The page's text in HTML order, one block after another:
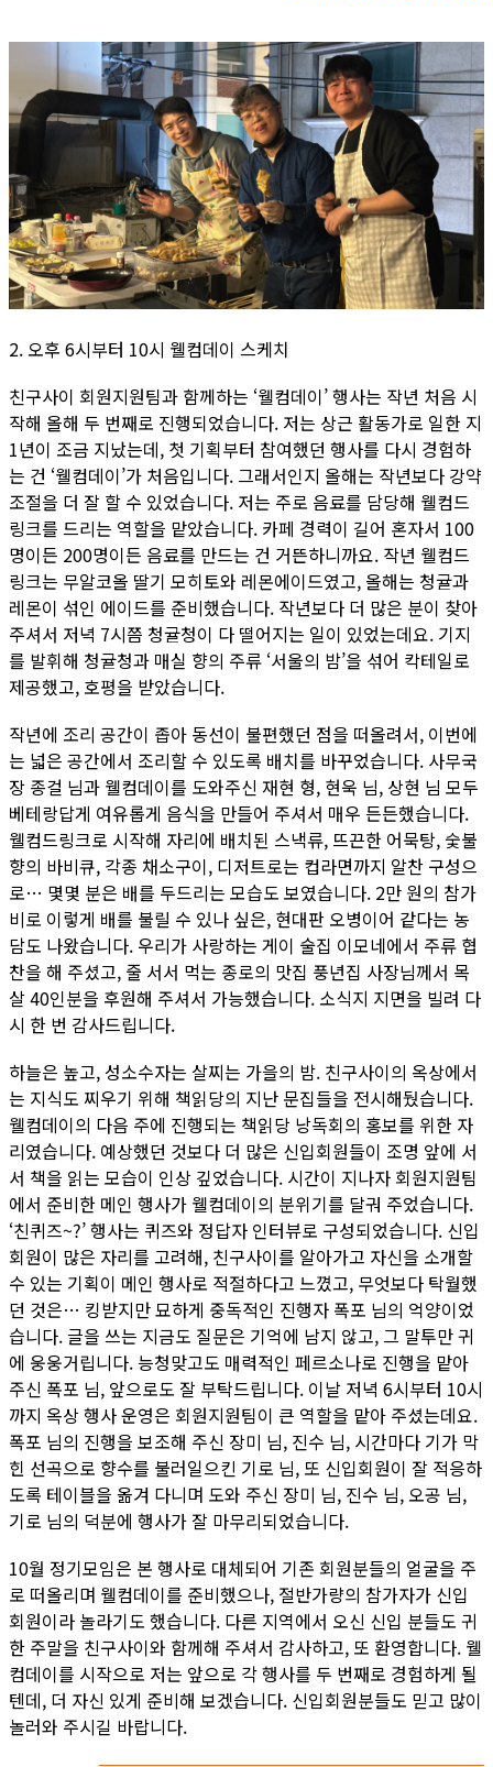
2. 오후 6시부터 10시 웰컴데이 스케치
친구사이 회원지원팀과 함께하는 ‘웰컴데이’ 행사는 작년 처음 시
작해 올해 두 번째로 진행되었습니다. 저는 상근 활동가로 일한 지
1년이 조금 지났는데, 첫 기획부터 참여했던 행사를 다시 경험하
는 건 ‘웰컴데이’가 처음입니다. 그래서인지 올해는 작년보다 강약
조절을 더 잘 할 수 있었습니다. 저는 주로 음료를 담당해 웰컴드
링크를 드리는 역할을 맡았습니다. 카페 경력이 길어 혼자서 100
명이든 200명이든 음료를 만드는 건 거뜬하니까요. 작년 웰컴드
링크는 무알코올 딸기 모히토와 레몬에이드였고, 올해는 청귤과
레몬이 섞인 에이드를 준비했습니다. 작년보다 더 많은 분이 찾아
주셔서 저녁 7시쯤 청귤청이 다 떨어지는 일이 있었는데요. 기지
를 발휘해 청귤청과 매실 향의 주류 ‘서울의 밤’을 섞어 칵테일로
제공했고, 호평을 받았습니다.
작년에 조리 공간이 좁아 동선이 불편했던 점을 떠올려서, 이번에
는 넓은 공간에서 조리할 수 있도록 배치를 바꾸었습니다. 사무국
장 종걸 님과 웰컴데이를 도와주신 재현 형, 현욱 님, 상현 님 모두
베테랑답게 여유롭게 음식을 만들어 주셔서 매우 든든했습니다.
웰컴드링크로 시작해 자리에 배치된 스낵류, 뜨끈한 어묵탕, 숯불
향의 바비큐, 각종 채소구이, 디저트로는 컵라면까지 알찬 구성으
로… 몇몇 분은 배를 두드리는 모습도 보였습니다. 2만 원의 참가
비로 이렇게 배를 불릴 수 있나 싶은, 현대판 오병이어 같다는 농
담도 나왔습니다. 우리가 사랑하는 게이 술집 이모네에서 주류 협
찬을 해 주셨고, 줄 서서 먹는 종로의 맛집 풍년집 사장님께서 목
살 40인분을 후원해 주셔서 가능했습니다. 소식지 지면을 빌려 다
시 한 번 감사드립니다.
하늘은 높고, 성소수자는 살찌는 가을의 밤. 친구사이의 옥상에서
는 지식도 찌우기 위해 책읽당의 지난 문집들을 전시해뒀습니다.
웰컴데이의 다음 주에 진행되는 책읽당 낭독회의 홍보를 위한 자
리였습니다. 예상했던 것보다 더 많은 신입회원들이 조명 앞에 서
서 책을 읽는 모습이 인상 깊었습니다. 시간이 지나자 회원지원팀
에서 준비한 메인 행사가 웰컴데이의 분위기를 달궈 주었습니다.
‘친퀴즈~?’ 행사는 퀴즈와 정답자 인터뷰로 구성되었습니다. 신입
회원이 많은 자리를 고려해, 친구사이를 알아가고 자신을 소개할
수 있는 기획이 메인 행사로 적절하다고 느꼈고, 무엇보다 탁월했
던 것은… 킹받지만 묘하게 중독적인 진행자 폭포 님의 억양이었
습니다. 글을 쓰는 지금도 질문은 기억에 남지 않고, 그 말투만 귀
에 웅웅거립니다. 능청맞고도 매력적인 페르소나로 진행을 맡아
주신 폭포 님, 앞으로도 잘 부탁드립니다. 이날 저녁 6시부터 10시
까지 옥상 행사 운영은 회원지원팀이 큰 역할을 맡아 주셨는데요.
폭포 님의 진행을 보조해 주신 장미 님, 진수 님, 시간마다 기가 막
힌 선곡으로 향수를 불러일으킨 기로 님, 또 신입회원이 잘 적응하
도록 테이블을 옮겨 다니며 도와 주신 장미 님, 진수 님, 오공 님,
기로 님의 덕분에 행사가 잘 마무리되었습니다.
10월 정기모임은 본 행사로 대체되어 기존 회원분들의 얼굴을 주
로 떠올리며 웰컴데이를 준비했으나, 절반가량의 참가자가 신입
회원이라 놀라기도 했습니다. 다른 지역에서 오신 신입 분들도 귀
한 주말을 친구사이와 함께해 주셔서 감사하고, 또 환영합니다. 웰
컴데이를 시작으로 저는 앞으로 각 행사를 두 번째로 경험하게 될
텐데, 더 자신 있게 준비해 보겠습니다. 신입회원분들도 믿고 많이
놀러와 주시길 바랍니다.